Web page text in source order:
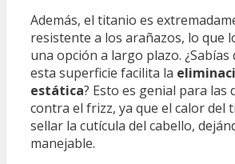
Además, el titanio es
resistente a los arañazos, lo que
una opción a largo plazo. ¿Sabías
esta superficie facilita la
estática? Esto es genial para las
contra el frizz, ya que el calor del
sellar la cutícula del cabello,
manejable.